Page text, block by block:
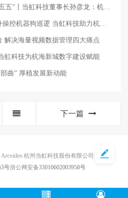
【浙江日报】对话“十五五”丨当虹科技董事长孙彦龙：机器人需要“慧眼”与“神经系统”
【人民日报】百公里外操控机器狗巡逻 当虹科技助力杭州公安用上黑科技
解决海量视频数据管理四大痛点
虹科技为杭海新城数字建设赋能
曲” 厚植发展新动能
下一篇
杭州当虹科技股份有限公司
号浙公网安备33010602003958号